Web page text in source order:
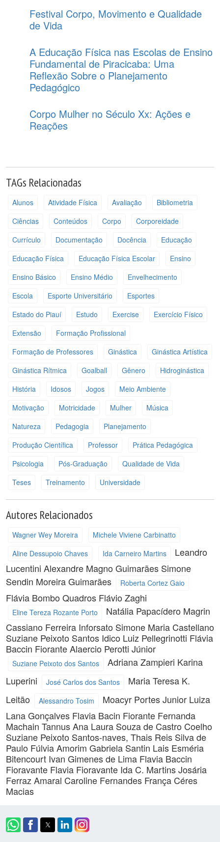
Festival Corpo, Movimento e Qualidade
de Vida
A Educação Física nas Escolas de Ensino
Fundamental de Piracicaba: Uma
Reflexão Sobre o Planejamento
Pedagógico
Corpo Mulher no Século Xx: Ações e
Reações
TAGs Relacionadas
Alunos Atividade Física Avaliação
Bibliometria
Ciências
Conteúdos Corpo
Corporeidade
Currículo
Documentação Docência
Educação
Educação Física
Educação Física Escolar
Ensino
Ensino Básico
Ensino Médio
Envelhecimento
Escola
Esporte Universitário
Esportes
Estado do Piauí
Estudo Exercise
Exercício Físico
Extensão
Formação Profissional
Formação de Professores
Ginástica
Ginástica Artística
Ginástica Rítmica
Goalball Gênero
Hidroginástica
História
Idosos Jogos
Meio Ambiente
Motivação
Motricidade Mulher
Música
Natureza
Pedagogia
Planejamento
Produção Científica
Professor
Prática Pedagógica
Psicologia
Pós-Graduação
Qualidade de Vida
Teses
Treinamento Universidade
Autores Relacionados
Wagner Wey Moreira
Michele Viviene Carbinatto
Aline Dessupoio Chaves
Ida Carneiro Martins
Leandro
Lucentini Alexandre Magno Guimarães Simone
Sendin Moreira Guimarães
Roberta Cortez Gaio
Flávia Bombo Quadros Flávio Zaghi
Eline Tereza Rozante Porto
Natália Papacídero Magrin
Cassiano Ferreira Inforsato Simone Maria Castellano
Suziane Peixoto Santos Idico Luiz Pellegrinotti Flávia
Baccin FioranteAlaercio Perotti Júnior
Suziane Peixoto dos Santos Adriana Zampieri Karina
Luperini
José Carlos dos Santos
Maria Teresa K.
Leitão
Alessandro Tosim Moacyr Portes Junior Luiza
Lana Gonçalves Flavia Bacin Fiorante Fernanda
Machain TannusAna Laura Souza de Castro Coelho
Suziane Peixoto Santos-naves, Thais Reis Silva de
Paulo Fúlvia Amorim Gabriela Santin Lais Esméria
Bitencourt Ivan Gimenes de Lima Flavia Baccin
Fioravante Flavia Fioravante Ida C. MartinsJosária
Ferraz Amaral Caroline Fernandes França Céres
Macias